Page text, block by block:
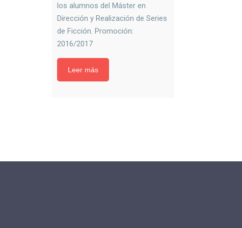
los alumnos del Máster en
Dirección y Realización de Series
de Ficción. Promoción:
2016/2017
Leer más